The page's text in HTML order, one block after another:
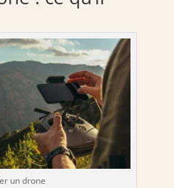
un drone